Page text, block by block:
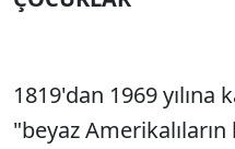
1819'dan 1969
"beyaz